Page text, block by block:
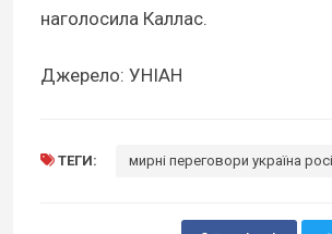
наголосила Каллас.
Джерело: УНІАН
ТЕГИ: мирні переговори україна